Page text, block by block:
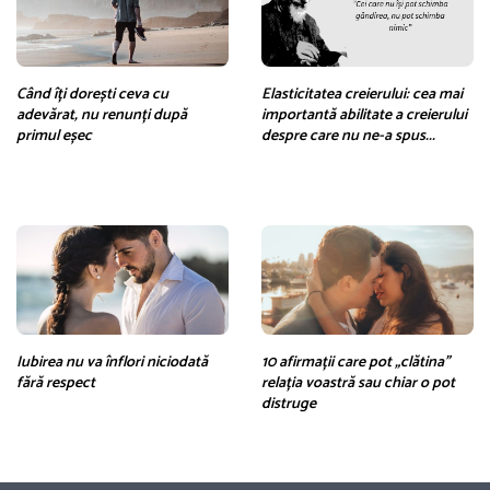
Când îți dorești ceva cu
adevărat, nu renunți după
primul eșec
Elasticitatea creierului: cea mai
importantă abilitate a creierului
despre care nu ne-a spus...
Iubirea nu va înflori niciodată
fără respect
10 afirmații care pot „clătina”
relația voastră sau chiar o pot
distruge